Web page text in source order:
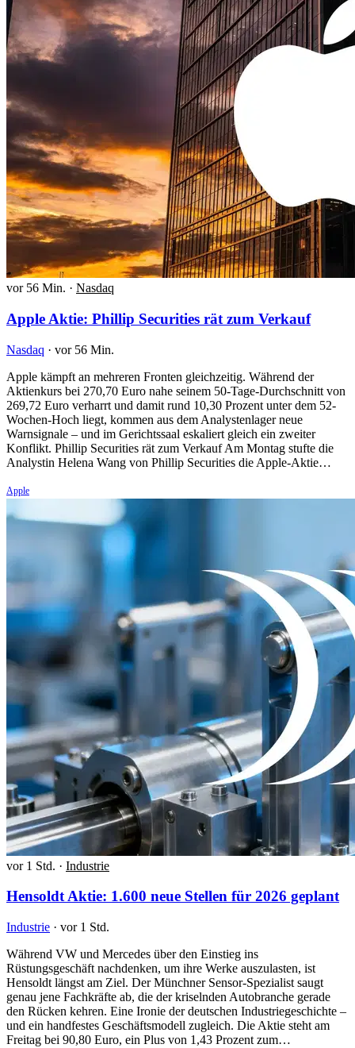
vor 56 Min. · Nasdaq
Apple Aktie: Phillip Securities rät zum Verkauf
Nasdaq · vor 56 Min.
Apple kämpft an mehreren Fronten gleichzeitig. Während der
Aktienkurs bei 270,70 Euro nahe seinem 50-Tage-Durchschnitt von
269,72 Euro verharrt und damit rund 10,30 Prozent unter dem 52-
Wochen-Hoch liegt, kommen aus dem Analystenlager neue
Warnsignale – und im Gerichtssaal eskaliert gleich ein zweiter
Konflikt. Phillip Securities rät zum Verkauf Am Montag stufte die
Analystin Helena Wang von Phillip Securities die Apple-Aktie…
Apple
vor 1 Std. · Industrie
Hensoldt Aktie: 1.600 neue Stellen für 2026 geplant
Industrie · vor 1 Std.
Während VW und Mercedes über den Einstieg ins
Rüstungsgeschäft nachdenken, um ihre Werke auszulasten, ist
Hensoldt längst am Ziel. Der Münchner Sensor-Spezialist saugt
genau jene Fachkräfte ab, die der kriselnden Autobranche gerade
den Rücken kehren. Eine Ironie der deutschen Industriegeschichte –
und ein handfestes Geschäftsmodell zugleich. Die Aktie steht am
Freitag bei 90,80 Euro, ein Plus von 1,43 Prozent zum…